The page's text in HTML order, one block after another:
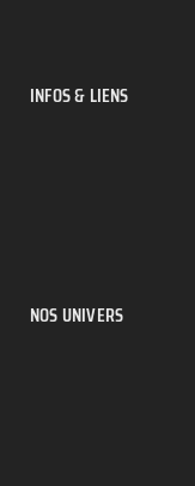
INFOS & LIENS
NOS UNIVERS